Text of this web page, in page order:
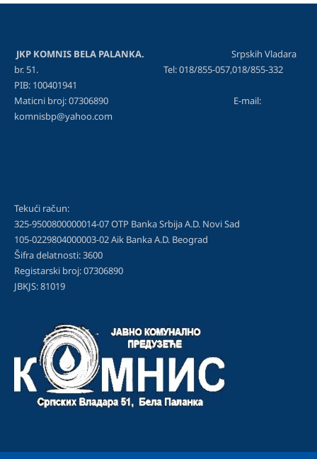
JKP KOMNIS BELA PALANKA. Srpskih Vladara
br. 51. Tel: 018/855-057,018/855-332
PIB: 100401941
Maticni broj: 07306890 E-mail:
komnisbp@yahoo.com
Tekući račun:
325-9500800000014-07 OTP Banka Srbija A.D. Novi Sad
105-0229804000003-02 Aik Banka A.D. Beograd
Šifra delatnosti: 3600
Registarski broj: 07306890
JBKJS: 81019